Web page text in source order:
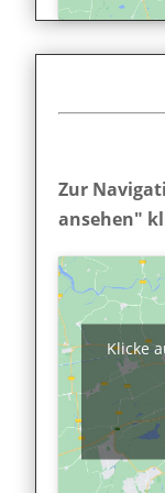
Zur
ansehen"
Klicke